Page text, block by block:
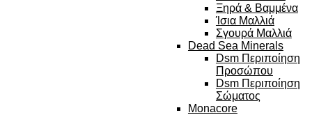
Ξηρά & Βαμμένα
Ίσια Μαλλιά
Σγουρά Μαλλιά
Dead Sea Minerals
Dsm Περιποίηση
Προσώπου
Dsm Περιποίηση
Σώματος
Monacore